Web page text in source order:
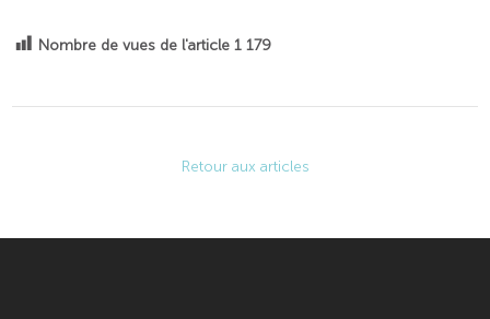
Nombre de vues de l'article 1 179
Retour aux articles